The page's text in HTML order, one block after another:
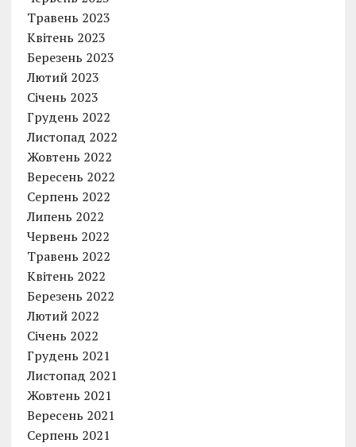
Травень 2023
Квітень 2023
Березень 2023
Лютий 2023
Січень 2023
Грудень 2022
Листопад 2022
Жовтень 2022
Вересень 2022
Серпень 2022
Липень 2022
Червень 2022
Травень 2022
Квітень 2022
Березень 2022
Лютий 2022
Січень 2022
Грудень 2021
Листопад 2021
Жовтень 2021
Вересень 2021
Серпень 2021